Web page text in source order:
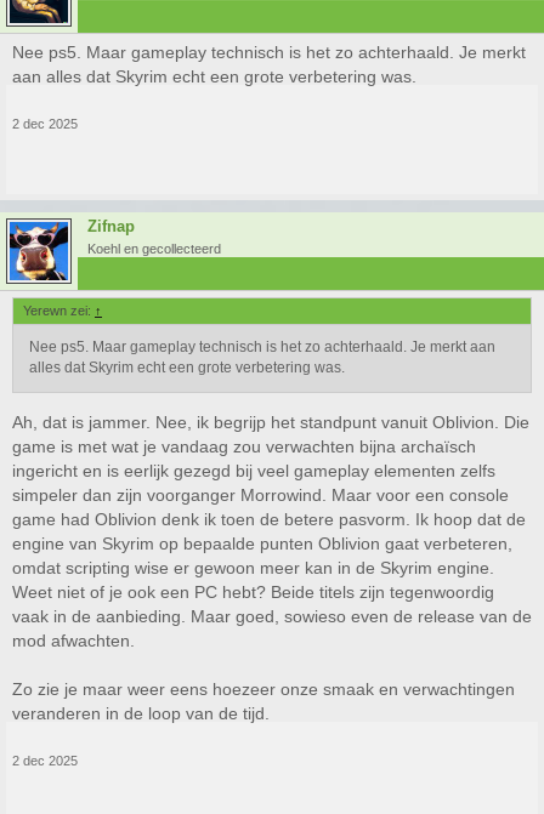
Nee ps5. Maar gameplay technisch is het zo achterhaald. Je merkt
aan alles dat Skyrim echt een grote verbetering was.
2 dec 2025
Zifnap
Koehl en gecollecteerd
Yerewn zei: ↑
Nee ps5. Maar gameplay technisch is het zo achterhaald. Je merkt aan
alles dat Skyrim echt een grote verbetering was.
Ah, dat is jammer. Nee, ik begrijp het standpunt vanuit Oblivion. Die
game is met wat je vandaag zou verwachten bijna archaïsch
ingericht en is eerlijk gezegd bij veel gameplay elementen zelfs
simpeler dan zijn voorganger Morrowind. Maar voor een console
game had Oblivion denk ik toen de betere pasvorm. Ik hoop dat de
engine van Skyrim op bepaalde punten Oblivion gaat verbeteren,
omdat scripting wise er gewoon meer kan in de Skyrim engine.
Weet niet of je ook een PC hebt? Beide titels zijn tegenwoordig
vaak in de aanbieding. Maar goed, sowieso even de release van de
mod afwachten.
Zo zie je maar weer eens hoezeer onze smaak en verwachtingen
veranderen in de loop van de tijd.
2 dec 2025